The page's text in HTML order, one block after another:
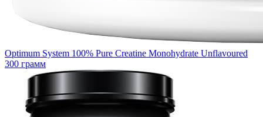
Optimum System 100% Pure Creatine Monohydrate Unflavoured
300 грамм